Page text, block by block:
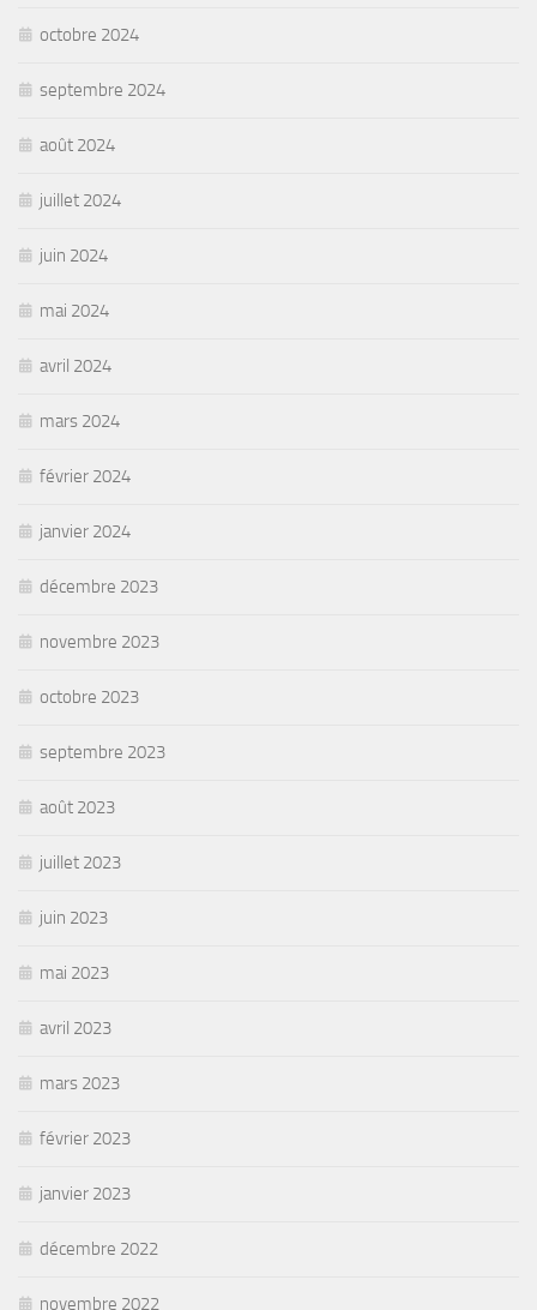
octobre 2024
septembre 2024
août 2024
juillet 2024
juin 2024
mai 2024
avril 2024
mars 2024
février 2024
janvier 2024
décembre 2023
novembre 2023
octobre 2023
septembre 2023
août 2023
juillet 2023
juin 2023
mai 2023
avril 2023
mars 2023
février 2023
janvier 2023
décembre 2022
novembre 2022